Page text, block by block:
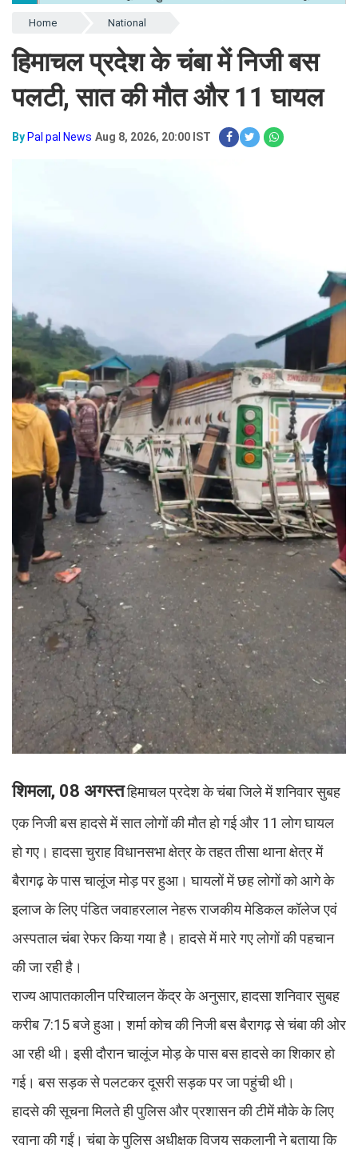
Home National
हिमाचल प्रदेश के चंबा में निजी बस
पलटी, सात की मौत और 11 घायल
By Pal pal News Aug 8, 2026, 20:00 IST
शिमला, 08 अगस्तहिमाचल प्रदेश के चंबा जिले में शनिवार सुबह
एक निजी बस हादसे में सात लोगों की मौत हो गई और 11 लोग घायल
हो गए। हादसा चुराह विधानसभा क्षेत्र के तहत तीसा थाना क्षेत्र में
बैरागढ़ के पास चालूंज मोड़ पर हुआ। घायलों में छह लोगों को आगे के
इलाज के लिए पंडित जवाहरलाल नेहरू राजकीय मेडिकल कॉलेज एवं
अस्पताल चंबा रेफर किया गया है। हादसे में मारे गए लोगों की पहचान
की जा रही है।
राज्य आपातकालीन परिचालन केंद्र के अनुसार, हादसा शनिवार सुबह
करीब 7:15 बजे हुआ। शर्मा कोच की निजी बस बैरागढ़ से चंबा की ओर
आ रही थी। इसी दौरान चालूंज मोड़ के पास बस हादसे का शिकार हो
गई। बस सड़क से पलटकर दूसरी सड़क पर जा पहुंची थी।
हादसे की सूचना मिलते ही पुलिस और प्रशासन की टीमें मौके के लिए
रवाना की गईं। चंबा के पुलिस अधीक्षक विजय सकलानी ने बताया कि